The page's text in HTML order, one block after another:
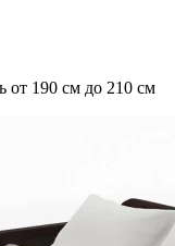
от 190 см до 210 см